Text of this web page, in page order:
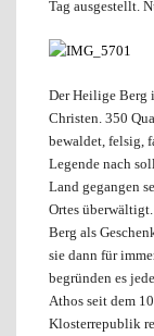
Tag ausgestellt.
Der Heilige Berg
Christen. 350
bewaldet, felsig,
Legende nach
Land gegangen
Ortes
Berg als
sie dann für
begründen es
Athos seit dem
Klosterrepublik